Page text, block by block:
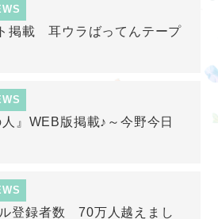
掲載 耳ウラばってんテープ
』WEB版掲載♪～今野今日
登録者数 70万人越えまし